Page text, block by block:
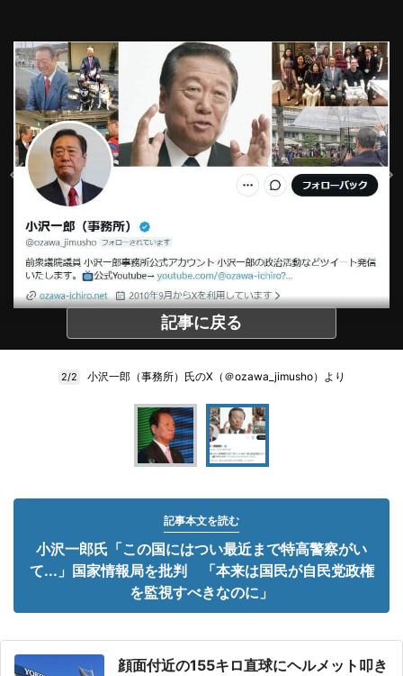
記事に戻る
2/2 小沢一郎（事務所）氏のX（＠ozawa_jimusho）より
記事本文を読む
小沢一郎氏「この国にはつい最近まで特高警察がい
て...」国家情報局を批判 「本来は国民が自民党政権
を監視すべきなのに」
顔面付近の155キロ直球にヘルメット叩き